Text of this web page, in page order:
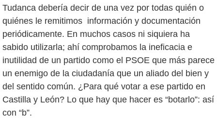
Tudanca debería decir de una vez por todas quién o
quiénes le remitimos información y documentación
periódicamente. En muchos casos ni siquiera ha
sabido utilizarla; ahí comprobamos la ineficacia e
inutilidad de un partido como el PSOE que más parece
un enemigo de la ciudadanía que un aliado del bien y
del sentido común. ¿Para qué votar a ese partido en
Castilla y León? Lo que hay que hacer es “botarlo”: así
con “b”.